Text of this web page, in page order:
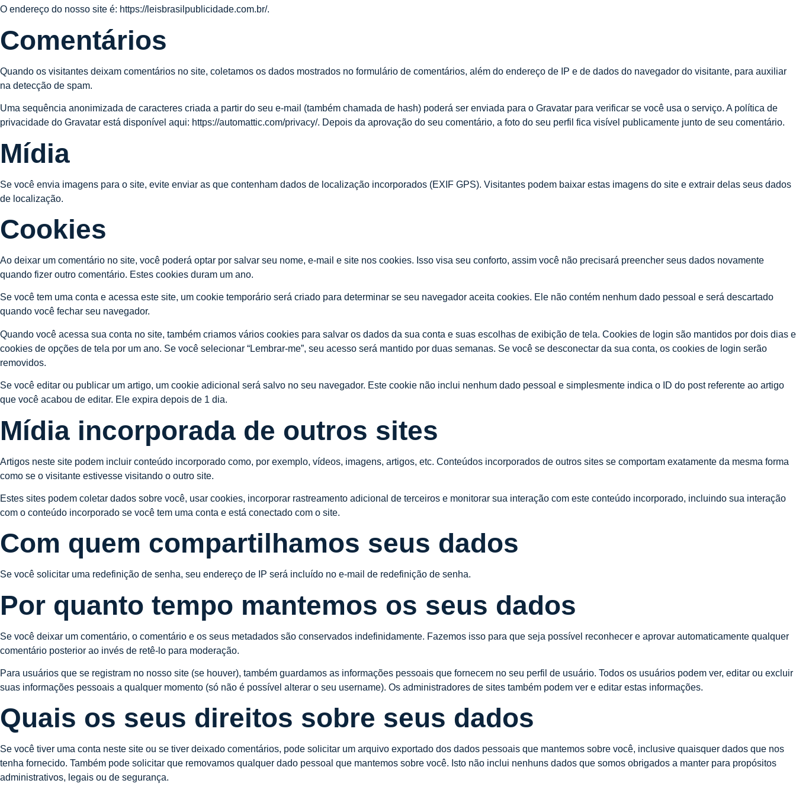
O endereço do nosso site é: https://leisbrasilpublicidade.com.br/.
Comentários
Quando os visitantes deixam comentários no site, coletamos os dados mostrados no formulário de comentários, além do endereço de IP e de dados do navegador do visitante, para auxiliar
na detecção de spam.
Uma sequência anonimizada de caracteres criada a partir do seu e-mail (também chamada de hash) poderá ser enviada para o Gravatar para verificar se você usa o serviço. A política de
privacidade do Gravatar está disponível aqui: https://automattic.com/privacy/. Depois da aprovação do seu comentário, a foto do seu perfil fica visível publicamente junto de seu comentário.
Mídia
Se você envia imagens para o site, evite enviar as que contenham dados de localização incorporados (EXIF GPS). Visitantes podem baixar estas imagens do site e extrair delas seus dados
de localização.
Cookies
Ao deixar um comentário no site, você poderá optar por salvar seu nome, e-mail e site nos cookies. Isso visa seu conforto, assim você não precisará preencher seus dados novamente
quando fizer outro comentário. Estes cookies duram um ano.
Se você tem uma conta e acessa este site, um cookie temporário será criado para determinar se seu navegador aceita cookies. Ele não contém nenhum dado pessoal e será descartado
quando você fechar seu navegador.
Quando você acessa sua conta no site, também criamos vários cookies para salvar os dados da sua conta e suas escolhas de exibição de tela. Cookies de login são mantidos por dois dias e
cookies de opções de tela por um ano. Se você selecionar “Lembrar-me”, seu acesso será mantido por duas semanas. Se você se desconectar da sua conta, os cookies de login serão
removidos.
Se você editar ou publicar um artigo, um cookie adicional será salvo no seu navegador. Este cookie não inclui nenhum dado pessoal e simplesmente indica o ID do post referente ao artigo
que você acabou de editar. Ele expira depois de 1 dia.
Mídia incorporada de outros sites
Artigos neste site podem incluir conteúdo incorporado como, por exemplo, vídeos, imagens, artigos, etc. Conteúdos incorporados de outros sites se comportam exatamente da mesma forma
como se o visitante estivesse visitando o outro site.
Estes sites podem coletar dados sobre você, usar cookies, incorporar rastreamento adicional de terceiros e monitorar sua interação com este conteúdo incorporado, incluindo sua interação
com o conteúdo incorporado se você tem uma conta e está conectado com o site.
Com quem compartilhamos seus dados
Se você solicitar uma redefinição de senha, seu endereço de IP será incluído no e-mail de redefinição de senha.
Por quanto tempo mantemos os seus dados
Se você deixar um comentário, o comentário e os seus metadados são conservados indefinidamente. Fazemos isso para que seja possível reconhecer e aprovar automaticamente qualquer
comentário posterior ao invés de retê-lo para moderação.
Para usuários que se registram no nosso site (se houver), também guardamos as informações pessoais que fornecem no seu perfil de usuário. Todos os usuários podem ver, editar ou excluir
suas informações pessoais a qualquer momento (só não é possível alterar o seu username). Os administradores de sites também podem ver e editar estas informações.
Quais os seus direitos sobre seus dados
Se você tiver uma conta neste site ou se tiver deixado comentários, pode solicitar um arquivo exportado dos dados pessoais que mantemos sobre você, inclusive quaisquer dados que nos
tenha fornecido. Também pode solicitar que removamos qualquer dado pessoal que mantemos sobre você. Isto não inclui nenhuns dados que somos obrigados a manter para propósitos
administrativos, legais ou de segurança.